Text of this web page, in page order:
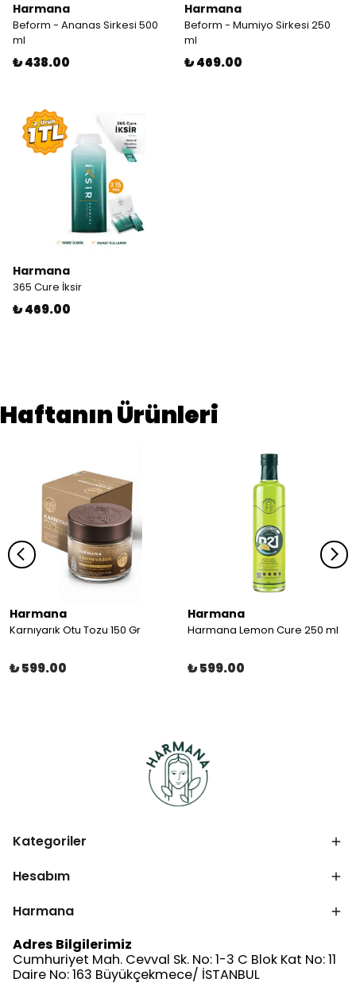
Harmana
Beform - Ananas Sirkesi 500
ml
₺ 438.00
Harmana
Beform - Mumiyo Sirkesi 250
ml
₺ 469.00
Harmana
365 Cure İksir
₺ 469.00
Haftanın Ürünleri
Harmana
Karnıyarık Otu Tozu 150 Gr
₺ 599.00
Harmana
Harmana Lemon Cure 250 ml
₺ 599.00
Kategoriler
Hesabım
Harmana
Adres Bilgilerimiz
Cumhuriyet Mah. Cevval Sk. No: 1-3 C Blok Kat No: 11
Daire No: 163 Büyükçekmece/ İSTANBUL